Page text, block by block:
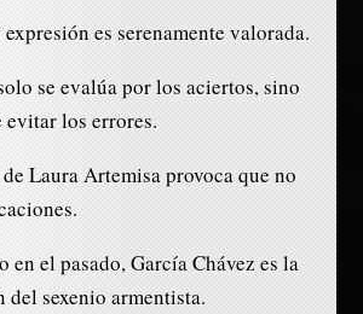
es serenamente valorada.
se evalúa por los aciertos, sino
los errores.
Laura Artemisa provoca que no
en el pasado, García Chávez es la
del sexenio armentista.